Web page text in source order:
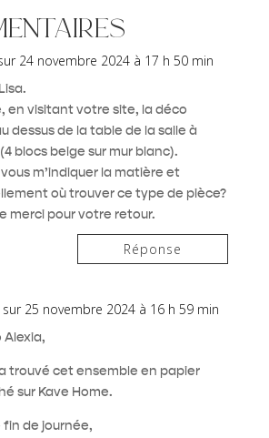
24 novembre 2024 à 17 h 50 min
en visitant votre site, la déco
dessus de la table de la salle à
blocs beige sur mur blanc).
m’indiquer la matière et
où trouver ce type de pièce?
merci pour votre retour.
Réponse
sur 25 novembre 2024 à 16 h 59 min
Alexia,
trouvé cet ensemble en papier
sur Kave Home.
fin de journée,